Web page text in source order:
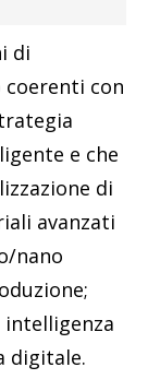
di
con
e che
di
avanzati
nano
intelligenza
digitale.